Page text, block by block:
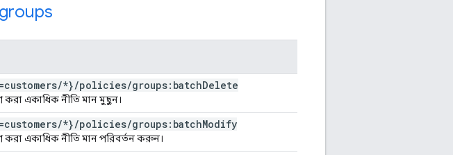
groups
/*}/policies/groups:batchDelete
করা একাধিক নীতি মান মুছুন।
/*}/policies/groups:batchModify
করা একাধিক নীতি মান পরিবর্তন করুন।